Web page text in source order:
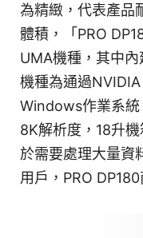
為精緻，代表產品
體積，「PRO
UMA機種，其中
機種為通過
Windows作業系
8K解析度，18升
於需要處理大量資
用戶，PRO